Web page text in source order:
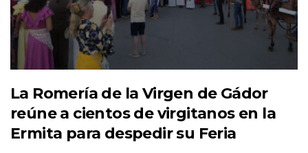
La Romería de la Virgen de Gádor
reúne a cientos de virgitanos en la
Ermita para despedir su Feria